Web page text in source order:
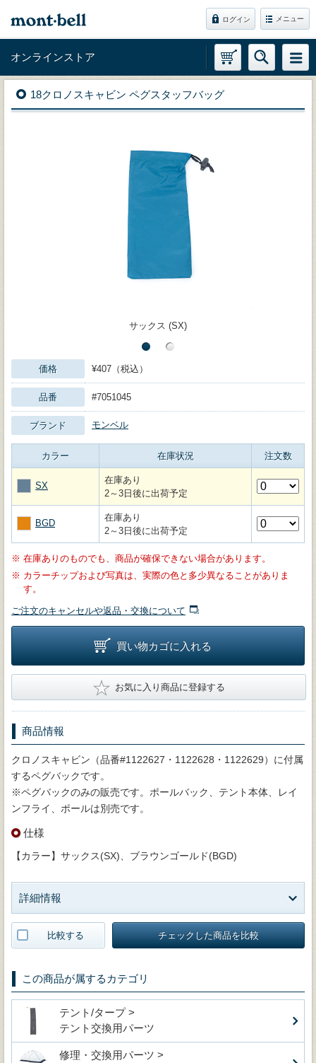
ログイン メニュー
オンラインストア
18クロノスキャビン ペグスタッフバッグ
サックス (SX)
価格 ¥407（税込）
品番 #7051045
ブランド モンベル
カラー 在庫状況 注文数
SX
在庫あり
2～3日後に出荷予定
BGD
在庫あり
2～3日後に出荷予定
※ 在庫ありのものでも、商品が確保できない場合があります。
※ カラーチップおよび写真は、実際の色と多少異なることがありま
す。
ご注文のキャンセルや返品・交換について
買い物カゴに入れる
★ お気に入り商品に登録する
商品情報
クロノスキャビン（品番#1122627・1122628・1122629）に付属
するペグバックです。
※ペグバックのみの販売です。ポールバック、テント本体、レイ
ンフライ、ポールは別売です。
仕様
【カラー】サックス(SX)、ブラウンゴールド(BGD)
詳細情報
比較する チェックした商品を比較
この商品が属するカテゴリ
テント/タープ >
テント交換用パーツ
修理・交換用パーツ >